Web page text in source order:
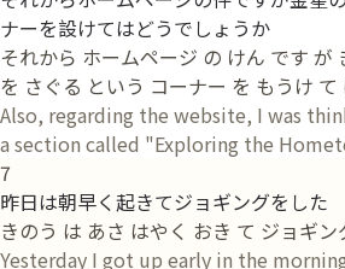
ナーを設けてはどうでしょうか
それから ホームページ の けん です が
を さぐる という コーナー を もうけ
Also, regarding the website, I was
a section called "Exploring the
7
昨日は朝早く起きてジョギングをした
きのう は あさ はやく おき て ジョギン
Yesterday I got up early in the